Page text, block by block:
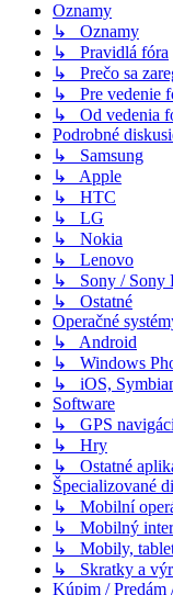
Oznamy
↳ Oznamy
↳ Pravidlá fóra
↳ Prečo sa
↳ Pre vedenie
↳ Od vedenia
Podrobné
↳ Samsung
↳ Apple
↳ HTC
↳ LG
↳ Nokia
↳ Lenovo
↳ Sony / Sony
↳ Ostatné
Operačné
↳ Android
↳ Windows
↳ iOS,
Software
↳ GPS
↳ Hry
↳ Ostatné
Špecializované
↳ Mobilní
↳ Mobilný
↳ Mobily,
↳ Skratky a
Kúpim / Predám